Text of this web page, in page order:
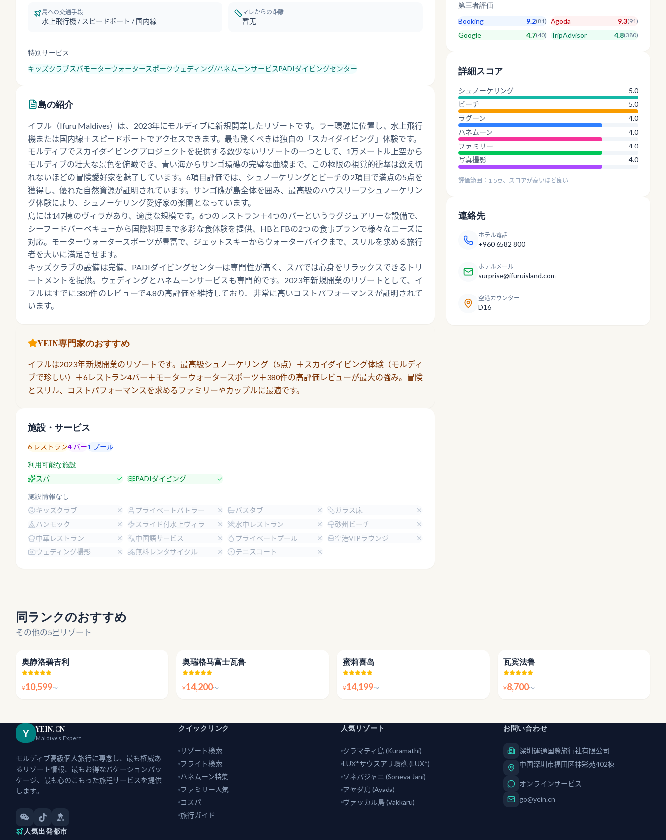
島への交通手段
水上飛行機 / スピードボート / 国内線
マレからの距離
暂无
特別サービス
キッズクラブスパモーターウォータースポーツウェディング/ハネムーンサービスPADIダイビングセンター
島の紹介
イフル（Ifuru Maldives）は、2023年にモルディブに新規開業したリゾートです。ラー環礁に位置し、水上飛行
機または国内線＋スピードボートでアクセスできます。最も驚くべきは独自の「スカイダイビング」体験です。
モルディブでスカイダイビングプロジェクトを提供する数少ないリゾートの一つとして、1万メートル上空から
モルディブの壮大な景色を俯瞰でき、青い海からサンゴ環礁の完璧な曲線まで、この極限の視覚的衝撃は数え切
れないほどの冒険愛好家を魅了しています。6項目評価では、シュノーケリングとビーチの2項目で満点の5点を
獲得し、優れた自然資源が証明されています。サンゴ礁が島全体を囲み、最高級のハウスリーフシュノーケリン
グ体験により、シュノーケリング愛好家の楽園となっています。
島には147棟のヴィラがあり、適度な規模です。6つのレストラン＋4つのバーというラグジュアリーな設備で、
シーフードバーベキューから国際料理まで多彩な食体験を提供、HBとFBの2つの食事プランで様々なニーズに
対応。モーターウォータースポーツが豊富で、ジェットスキーからウォーターバイクまで、スリルを求める旅行
者を大いに満足させます。
キッズクラブの設備は完備、PADIダイビングセンターは専門性が高く、スパでは心身をリラックスできるトリ
ートメントを提供。ウェディングとハネムーンサービスも専門的です。2023年新規開業のリゾートとして、イ
フルはすでに380件のレビューで4.8の高評価を維持しており、非常に高いコストパフォーマンスが証明されて
います。
YEIN専門家のおすすめ
イフルは2023年新規開業のリゾートです。最高級シュノーケリング（5点）＋スカイダイビング体験（モルディ
ブで珍しい）＋6レストラン4バー＋モーターウォータースポーツ＋380件の高評価レビューが最大の強み。冒険
とスリル、コストパフォーマンスを求めるファミリーやカップルに最適です。
施設・サービス
6 レストラン4 バー1 プール
利用可能な施設
スパ PADIダイビング
施設情報なし
キッズクラブ プライベートバトラー バスタブ
ガラス床
ハンモック
スライド付水上ヴィラ 水中レストラン
砂州ビーチ
中華レストラン
中国語サービス プライベートプール
空港VIPラウンジ
ウェディング撮影
無料レンタサイクル テニスコート
第三者評価
Booking 9.2(81) Agoda 9.3(91)
Google 4.7(40) TripAdvisor 4.8(380)
詳細スコア
シュノーケリング
5.0
ビーチ
5.0
ラグーン
4.0
ハネムーン
4.0
ファミリー
4.0
写真撮影
4.0
評価範囲：1-5点、スコアが高いほど良い
連絡先
ホテル電話
+960 6582 800
ホテルメール
surprise@ifuruisland.com
空港カウンター
D16
同ランクのおすすめ
その他の5星リゾート
奥静洛碧吉利
¥10,599〜
奥瑞格马富士瓦鲁
¥14,200〜
蜜莉喜岛
¥14,199〜
瓦宾法鲁
¥8,700〜
Y YEIN.CN
Maldives Expert
モルディブ高級個人旅行に専念し、最も権威あ
るリゾート情報、最もお得なバケーションパッ
ケージ、最も心のこもった旅程サービスを提供
します。
クイックリンク
リゾート検索
フライト検索
ハネムーン特集
ファミリー人気
コスパ
旅行ガイド
人気リゾート
クラマティ島 (Kuramathi)
LUX*サウスアリ環礁 (LUX*)
ソネバジャニ (Soneva Jani)
アヤダ島 (Ayada)
ヴァッカル島 (Vakkaru)
お問い合わせ
深圳運通国際旅行社有限公司
中国深圳市福田区神彩苑402棟
オンラインサービス
go@yein.cn
人気出発都市